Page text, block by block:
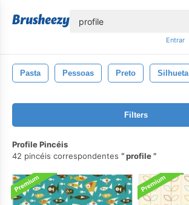
Entrar
Pasta Pessoas Preto Silhueta
Filters
Profile Pincéis
42 pincéis correspondentes
profile